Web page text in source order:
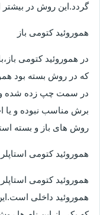
گردد.این روش در
هموروئید کتومی باز
در هموروئید کتومی
که در روش بسته بود
در سمت چپ زده شده و
برش مناسب نبوده و یا
روش های باز و بسته
هموروئید کتومی استاپلر
هموروئید کتومی
هموروئید داخلی